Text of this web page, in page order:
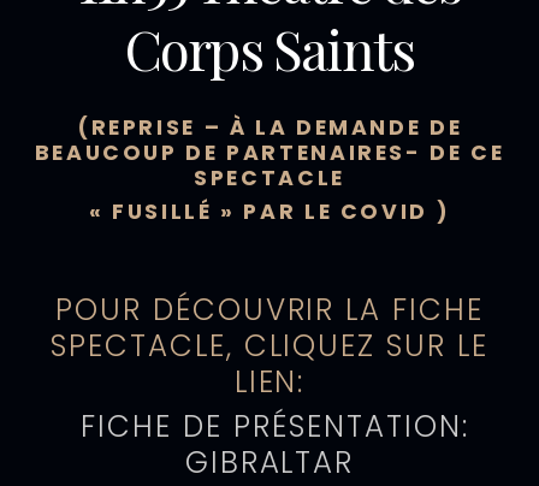
Corps Saints
(REPRISE – À LA DEMANDE DE
BEAUCOUP DE PARTENAIRES- DE CE
SPECTACLE
« FUSILLÉ » PAR LE COVID )
POUR DÉCOUVRIR LA FICHE
SPECTACLE, CLIQUEZ SUR LE
LIEN:
FICHE DE PRÉSENTATION:
GIBRALTAR